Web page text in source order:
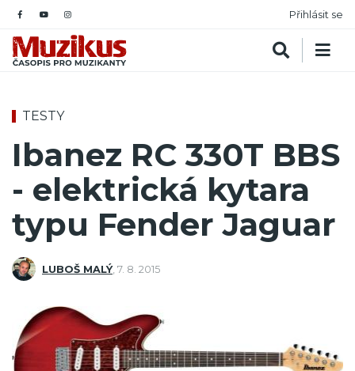
Přihlásit se
TESTY
Ibanez RC 330T BBS
- elektrická kytara
typu Fender Jaguar
LUBOŠ MALÝ, 7. 8. 2015